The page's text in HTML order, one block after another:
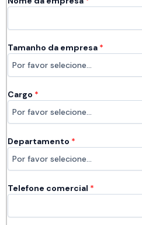
Tamanho da empresa *
Cargo *
Departamento *
Telefone comercial *